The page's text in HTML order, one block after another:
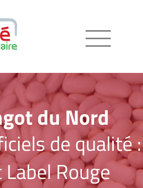
Menu
du Nord
de qualité :
Rouge